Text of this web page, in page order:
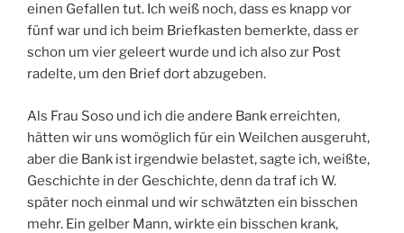
einen Gefallen tut. Ich weiß noch, dass es knapp vor
fünf war und ich beim Briefkasten bemerkte, dass er
schon um vier geleert wurde und ich also zur Post
radelte, um den Brief dort abzugeben.
Als Frau Soso und ich die andere Bank erreichten,
hätten wir uns womöglich für ein Weilchen ausgeruht,
aber die Bank ist irgendwie belastet, sagte ich, weißte,
Geschichte in der Geschichte, denn da traf ich W.
später noch einmal und wir schwätzten ein bisschen
mehr. Ein gelber Mann, wirkte ein bisschen krank,